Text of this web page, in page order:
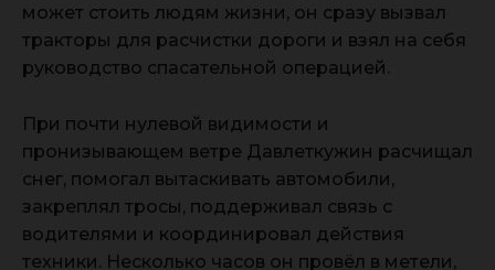
может стоить людям жизни, он сразу вызвал
тракторы для расчистки дороги и взял на себя
руководство спасательной операцией.
При почти нулевой видимости и
пронизывающем ветре Давлеткужин расчищал
снег, помогал вытаскивать автомобили,
закреплял тросы, поддерживал связь с
водителями и координировал действия
техники. Несколько часов он провёл в метели,